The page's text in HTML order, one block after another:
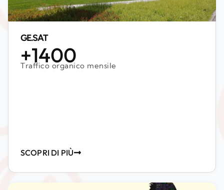
GE.SAT
+1400
Traffico organico mensile
SCOPRI DI PIÙ